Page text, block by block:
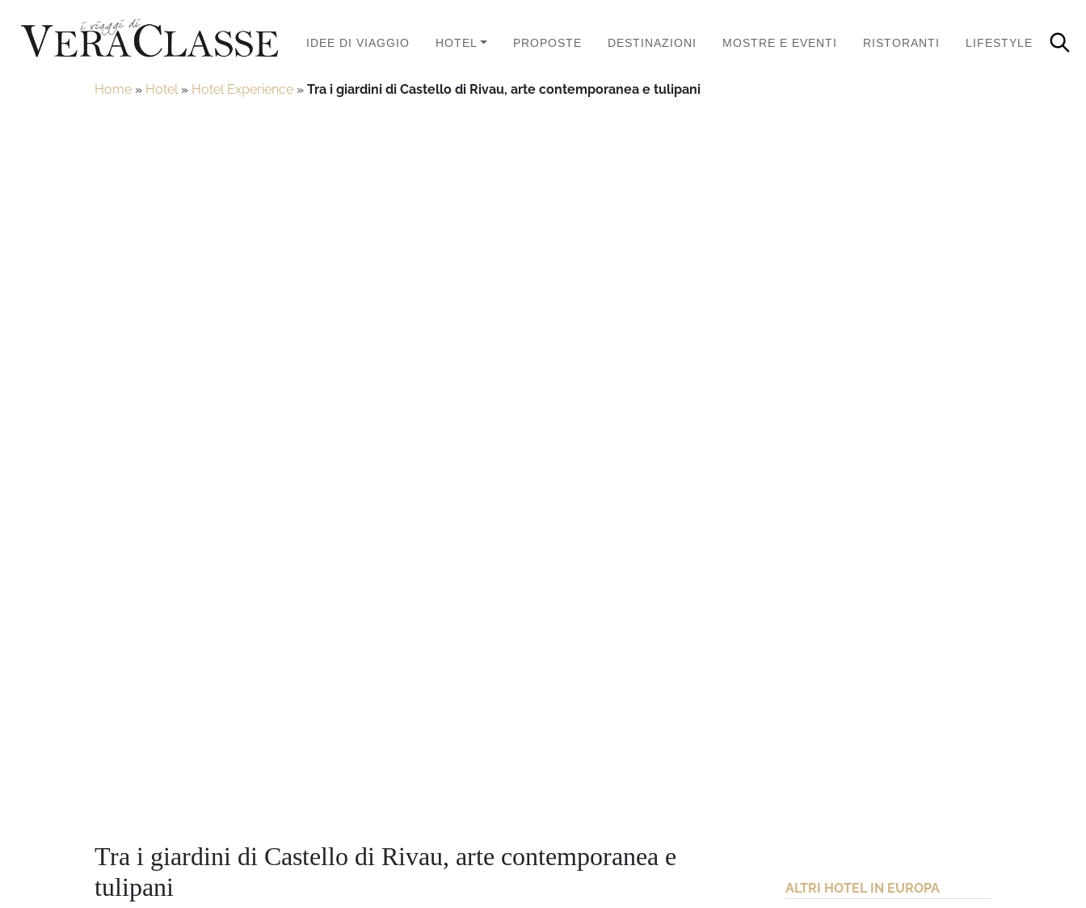
IDEE DI VIAGGIO HOTEL PROPOSTE DESTINAZIONI MOSTRE E EVENTI RISTORANTI LIFESTYLE
Home » Hotel» Hotel Experience » Tra i giardini di Castello di Rivau, arte contemporanea e tulipani
Tra i giardini di Castello di Rivau, arte contemporanea e
tulipani
ALTRI HOTEL IN EUROPA